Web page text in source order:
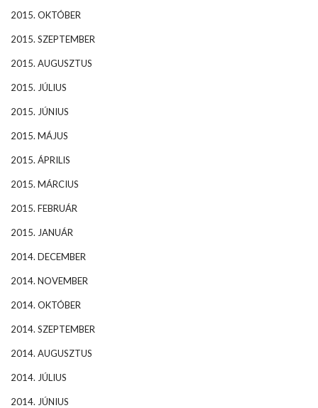
2015. OKTÓBER
2015. SZEPTEMBER
2015. AUGUSZTUS
2015. JÚLIUS
2015. JÚNIUS
2015. MÁJUS
2015. ÁPRILIS
2015. MÁRCIUS
2015. FEBRUÁR
2015. JANUÁR
2014. DECEMBER
2014. NOVEMBER
2014. OKTÓBER
2014. SZEPTEMBER
2014. AUGUSZTUS
2014. JÚLIUS
2014. JÚNIUS